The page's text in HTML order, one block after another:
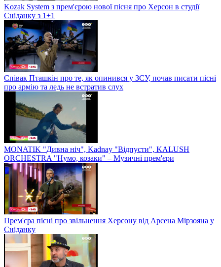
Kozak System з прем'єрою нової пісня про Херсон в студії
Сніданку з 1+1
Співак Пташкін про те, як опинився у ЗСУ, почав писати пісні
про армію та ледь не встратив слух
MONATIK "Дивна ніч", Kadnay "Відпусти", KALUSH
ORCHESTRA "Нумо, козаки" – Музичні прем'єри
Прем'єра пісні про звільнення Херсону від Арсена Мірзояна у
Сніданку